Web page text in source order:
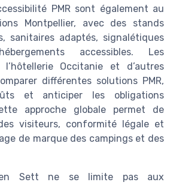
PMR sont également au
Montpellier, avec des stands
sanitaires adaptés, signalétiques
accessibles. Les
Occitanie et d’autres
différentes solutions PMR,
et anticiper les obligations
approche globale permet de
visiteurs, conformité légale et
de marque des campings et des
Sett ne se limite pas aux